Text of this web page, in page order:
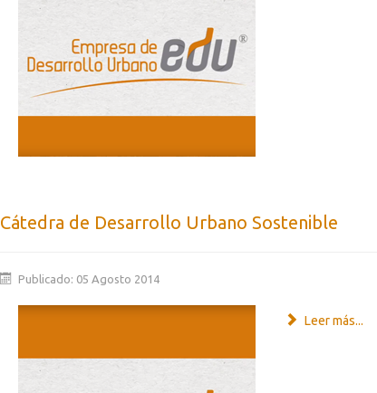
Cátedra de Desarrollo Urbano Sostenible
Publicado: 05 Agosto 2014
Leer más...